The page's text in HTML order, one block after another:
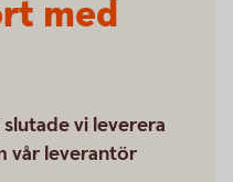
med
vi leverera
vår leverantör